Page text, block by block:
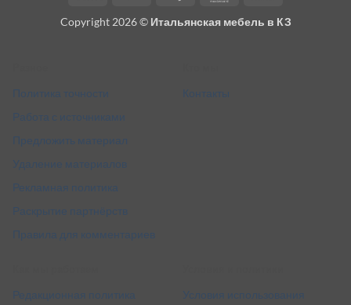
Delivery
Copyright 2026 © Итальянская мебель в КЗ
Политика точности
Работа с источниками
Предложить материал
Удаление материалов
Рекламная политика
Раскрытие партнёрств
Правила для комментариев
Контакты
Редакционная политика Условия использования